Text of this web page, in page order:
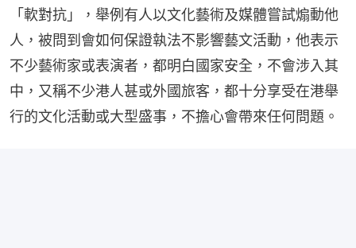
「軟對抗」，舉例有人以文化藝術及媒體嘗試煽動他
人，被問到會如何保證執法不影響藝文活動，他表示
不少藝術家或表演者，都明白國家安全，不會涉入其
中，又稱不少港人甚或外國旅客，都十分享受在港舉
行的文化活動或大型盛事，不擔心會帶來任何問題。